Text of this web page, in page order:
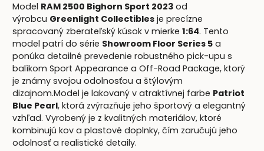
Model RAM 2500 Bighorn Sport 2023 od
výrobcu Greenlight Collectibles je precízne
spracovaný zberateľský kúsok v mierke1:64. Tento
model patrí do série Showroom Floor Series 5 a
ponúka detailné prevedenie robustného pick-upu s
balíkom Sport Appearance a Off-Road Package, ktorý
je známy svojou odolnosťou a štýlovým
dizajnom.Model je lakovaný v atraktívnej farbe Patriot
Blue Pearl, ktorá zvýrazňuje jeho športový a elegantný
vzhľad. Vyrobený je z kvalitných materiálov, ktoré
kombinujú kov a plastové doplnky, čím zaručujú jeho
odolnosť a realistické detaily.